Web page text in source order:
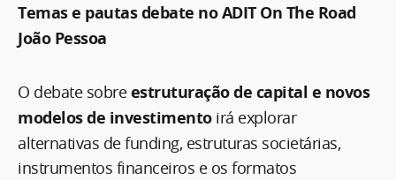
Temas e pautas debate no ADIT On The Road
João Pessoa
O debate sobreestruturação de capital e novos
modelos de investimentoirá explorar
alternativas de funding, estruturas societárias,
instrumentos financeiros e os formatos